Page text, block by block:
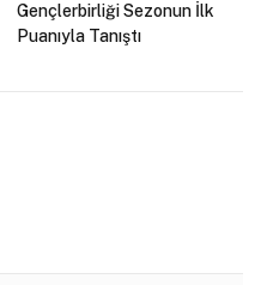
Gençlerbirliği Sezonun İlk
Puanıyla Tanıştı